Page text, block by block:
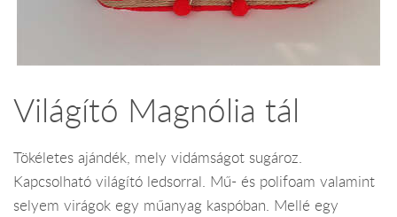
Világító Magnólia tál
Tökéletes ajándék, mely vidámságot sugároz.
Kapcsolható világító ledsorral. Mű- és polifoam valamint
selyem virágok egy műanyag kaspóban. Mellé egy